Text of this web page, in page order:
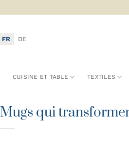
FR DE
CUISINE ET TABLE TEXTILES
Mugs qui